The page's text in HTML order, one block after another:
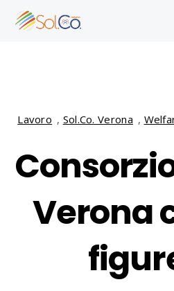
Lavoro , Sol.Co. Verona ,
Verona